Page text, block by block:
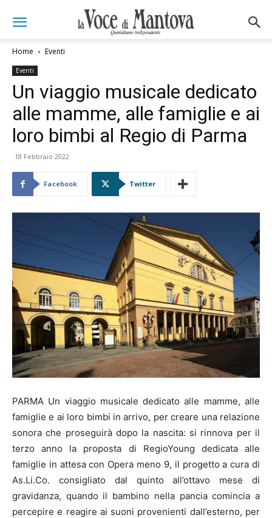
Home Eventi
Eventi
Un viaggio musicale dedicato
alle mamme, alle famiglie e ai
loro bimbi al Regio di Parma
18 Febbraio 2022
Facebook Twitter
PARMA Un viaggio musicale dedicato alle mamme, alle
famiglie e ai loro bimbi in arrivo, per creare una relazione
sonora che proseguirà dopo la nascita: si rinnova per il
terzo anno la proposta di RegioYoung dedicata alle
famiglie in attesa con Opera meno 9, il progetto a cura di
As.Li.Co. consigliato dal quinto all’ottavo mese di
gravidanza, quando il bambino nella pancia comincia a
percepire e reagire ai suoni provenienti dall’esterno, per